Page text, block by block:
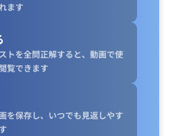
ます
トを全問正解すると、動画で使
覧できます
を保存し、いつでも見返しやす